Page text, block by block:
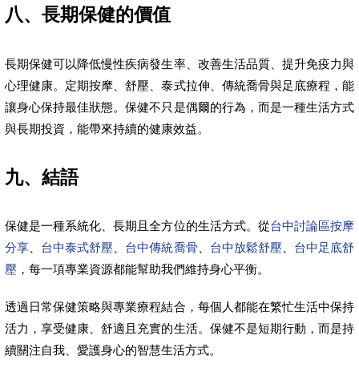
八、長期保健的價值
長期保健可以降低慢性疾病發生率、改善生活品質、提升免疫力與
心理健康。定期按摩、舒壓、泰式拉伸、傳統喬骨與足底療程，能
讓身心保持最佳狀態。保健不只是偶爾的行為，而是一種生活方式
與長期投資，能帶來持續的健康效益。
九、結語
保健是一種系統化、長期且全方位的生活方式。從台中討論區按摩
分享
台中泰式舒壓 台中傳統喬骨、 台中放鬆舒壓
台中足底舒
壓 ，每一項專業資源都能幫助我們維持身心平衡。
透過日常保健策略與專業療程結合，每個人都能在繁忙生活中保持
活力，享受健康、舒適且充實的生活。保健不是短期行動，而是持
續關注自我、愛護身心的智慧生活方式。